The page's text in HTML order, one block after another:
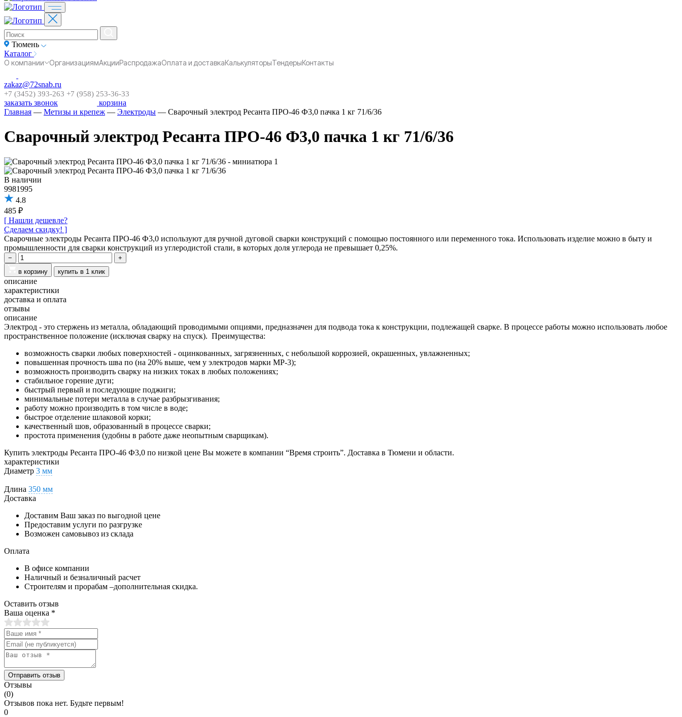
Тюмень
Каталог
О компании
ОрганизациямАкцииРаспродажаОплата и доставкаКалькуляторыТендерыКонтакты
zakaz@72snab.ru
+7 (3452) 393-263 +7 (958) 253-36-33
заказать звонок
корзина
Главная — Метизы и крепеж — Электроды — Сварочный электрод Ресанта ПРО-46 Ф3,0 пачка 1 кг 71/6/36
Сварочный электрод Ресанта ПРО-46 Ф3,0 пачка 1 кг 71/6/36
В наличии
9981995
4.8
485 ₽
[ Нашли дешевле?
Сделаем скидку! ]
Сварочные электроды Ресанта ПРО-46 Ф3,0 используют для ручной дуговой сварки конструкций с помощью постоянного или переменного тока. Использовать изделие можно в быту и
промышленности для сварки конструкций из углеродистой стали, в которых доля углерода не превышает 0,25%.
−
+
в корзину
купить в 1 клик
описание
характеристики
доставка и оплата
отзывы
описание
Электрод - это стержень из металла, обладающий проводимыми опциями, предназначен для подвода тока к конструкции, подлежащей сварке. В процессе работы можно использовать любое
пространственное положение (исключая сварку на спуск). Преимущества:
возможность сварки любых поверхностей - оцинкованных, загрязненных, с небольшой коррозией, окрашенных, увлажненных;
повышенная прочность шва по (на 20% выше, чем у электродов марки МР-3);
возможность производить сварку на низких токах в любых положениях;
стабильное горение дуги;
быстрый первый и последующие поджиги;
минимальные потери металла в случае разбрызгивания;
работу можно производить в том числе в воде;
быстрое отделение шлаковой корки;
качественный шов, образованный в процессе сварки;
простота применения (удобны в работе даже неопытным сварщикам).
Купить электроды Ресанта ПРО-46 Ф3,0 по низкой цене Вы можете в компании “Время строить”. Доставка в Тюмени и области.
характеристики
Диаметр 3 мм
Длина 350 мм
Доставка
Доставим Ваш заказ по выгодной цене
Предоставим услуги по разгрузке
Возможен самовывоз из склада
Оплата
В офисе компании
Наличный и безналичный расчет
Строителям и прорабам –дополнительная скидка.
Оставить отзыв
Ваша оценка *
Отправить отзыв
Отзывы
(0)
Отзывов пока нет. Будьте первым!
0